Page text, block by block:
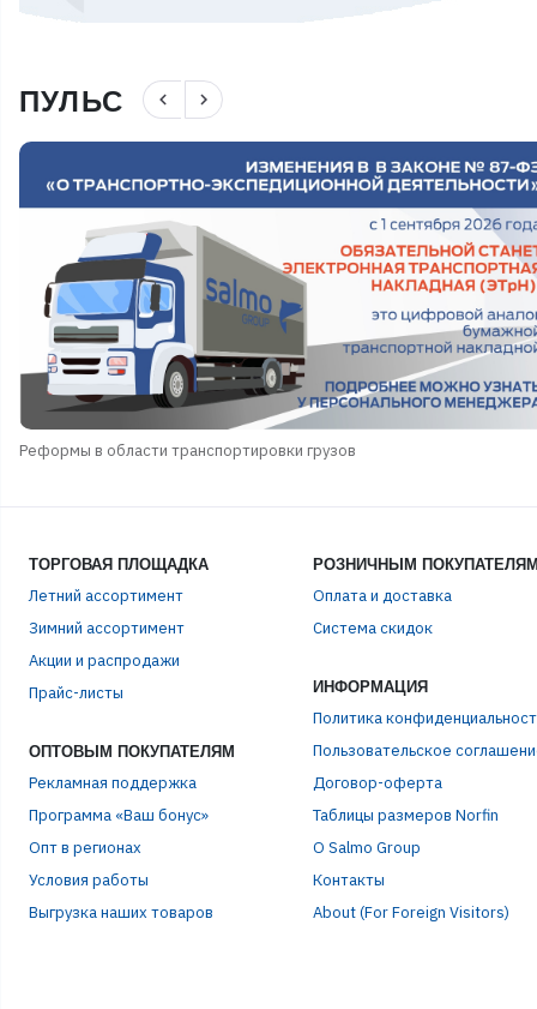
ПУЛЬС navigate_before navigate_next
Реформы в области транспортировки грузов
ТОРГОВАЯ ПЛОЩАДКА
Летний ассортимент
Зимний ассортимент
Акции и распродажи
Прайс-листы
ОПТОВЫМ ПОКУПАТЕЛЯМ
Рекламная поддержка
Программа «Ваш бонус»
Опт в регионах
Условия работы
Выгрузка наших товаров
РОЗНИЧНЫМ
Оплата и доставка
Система скидок
ИНФОРМАЦИЯ
Политика
Пользовательское
Договор-оферта
Таблицы размеров Norfin
О Salmo Group
Контакты
About (For Foreign Visitors)